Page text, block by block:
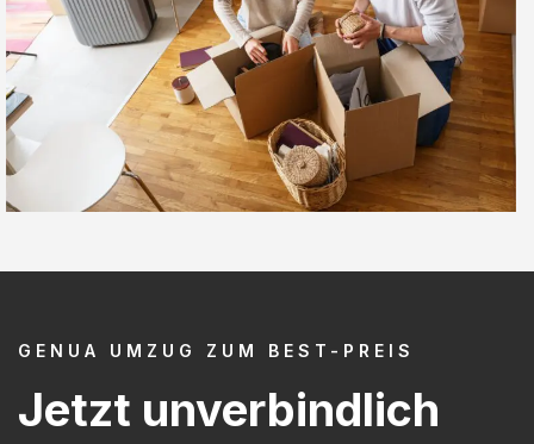
GENUA UMZUG ZUM BEST-PREIS
Jetzt unverbindlich